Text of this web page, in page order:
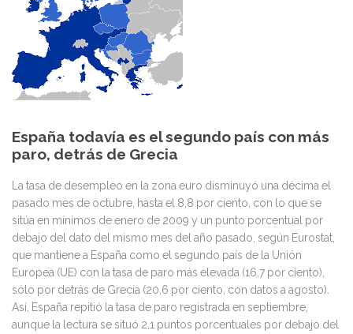
la
eurozona
cae
hasta
el
8,8%,
el
menor
nivel
desde
2009
España todavía es el segundo país con más
paro, detrás de Grecia
La tasa de desempleo en la zona euro disminuyó una décima el
pasado mes de octubre, hasta el 8,8 por ciento, con lo que se
sitúa en mínimos de enero de 2009 y un punto porcentual por
debajo del dato del mismo mes del año pasado, según Eurostat,
que mantiene a España como el segundo país de la Unión
Europea (UE) con la tasa de paro más elevada (16,7 por ciento),
sólo por detrás de Grecia (20,6 por ciento, con datos a agosto).
Así, España repitió la tasa de paro registrada en septiembre,
aunque la lectura se situó 2,1 puntos porcentuales por debajo del